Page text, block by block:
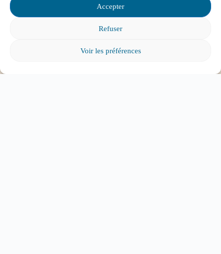
Accepter
Refuser
Voir les préférencesTout voir